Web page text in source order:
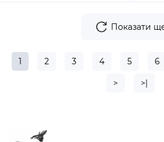
Показати
1 2 3 4 5 6
> >|